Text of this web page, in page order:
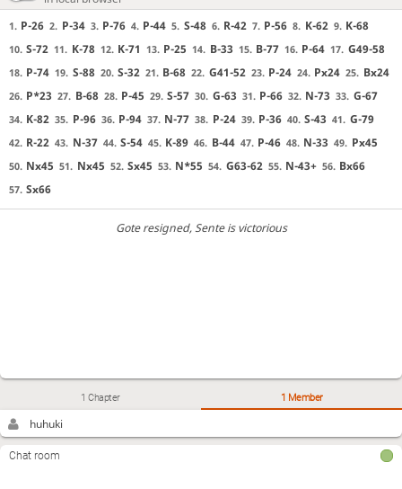
1. P-26 2. P-34 3. P-76 4. P-44 5. S-48 6. R-42 7. P-56 8. K-62 9. K-68
10. S-72 11. K-78 12. K-71 13. P-25 14. B-33 15. B-77 16. P-64 17. G49-58
18. P-74 19. S-88 20. S-32 21. B-68 22. G41-52 23. P-24 24. Px24 25. Bx24
26. P*23 27. B-68 28. P-45 29. S-57 30. G-63 31. P-66 32. N-73 33. G-67
34. K-82 35. P-96 36. P-94 37. N-77 38. P-24 39. P-36 40. S-43 41. G-79
42. R-22 43. N-37 44. S-54 45. K-89 46. B-44 47. P-46 48. N-33 49. Px45
50. Nx45 51. Nx45 52. Sx45 53. N*55 54. G63-62 55. N-43+ 56. Bx66
57. Sx66
Gote resigned, Sente is victorious
1 Chapter 1 Member
huhuki
Chat room